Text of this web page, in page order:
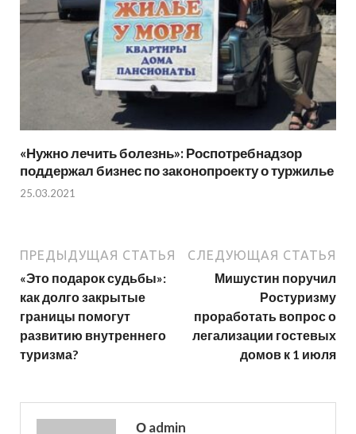
«Нужно лечить болезнь»: Роспотребнадзор
поддержал бизнес по законопроекту о туржилье
25.03.2021
ПРЕДЫДУЩАЯ СТАТЬЯ
«Это подарок судьбы»:
как долго закрытые
границы помогут
развитию внутреннего
туризма?
СЛЕДУЮЩАЯ СТАТЬЯ
Мишустин поручил
Ростуризму
проработать вопрос о
легализации гостевых
домов к 1 июля
О admin